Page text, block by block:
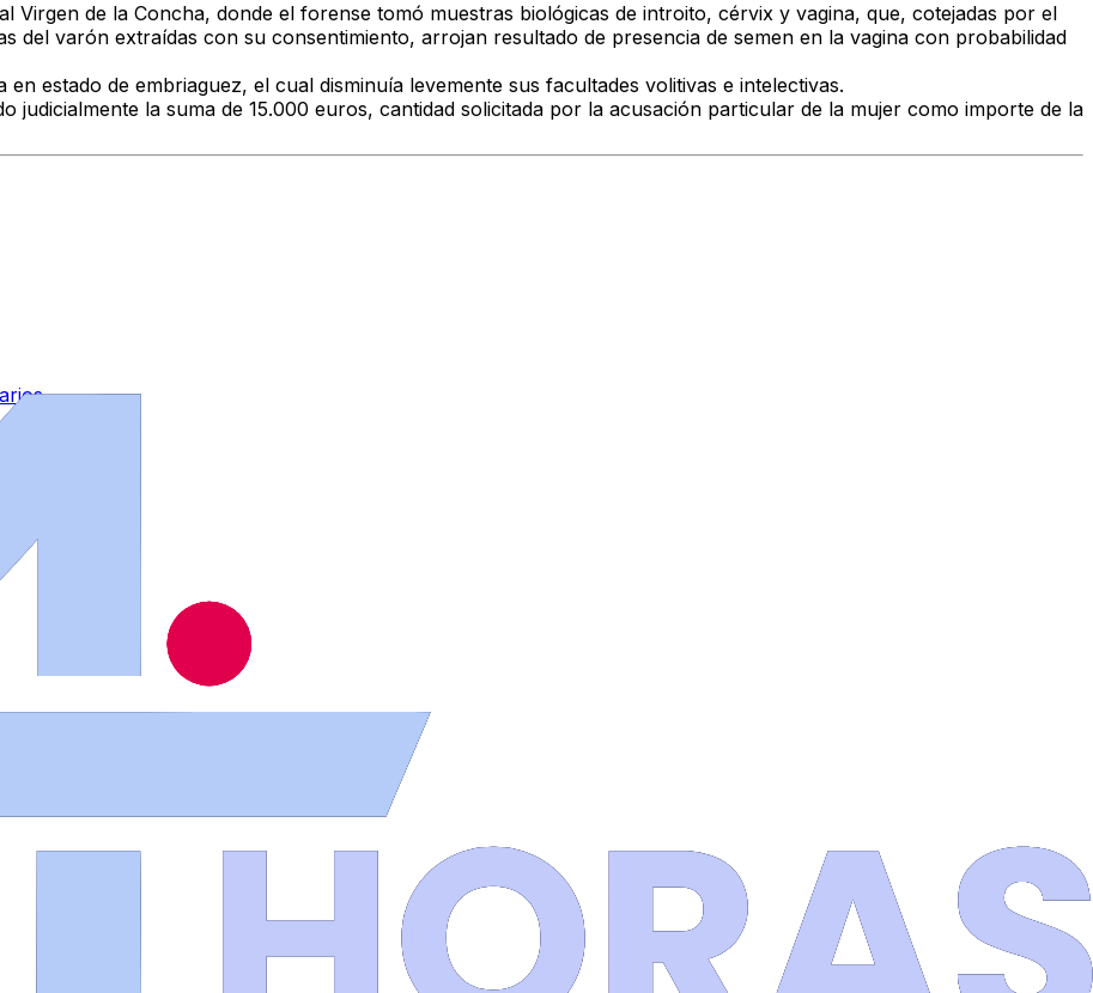
Virgen de la Concha, donde el forense tomó muestras biológicas de introito, cérvix y vagina, que, cotejadas por el
del varón extraídas con su consentimiento, arrojan resultado de presencia de semen en la vagina con probabilidad
en estado de embriaguez, el cual disminuía levemente sus facultades volitivas e intelectivas.
judicialmente la suma de 15.000 euros, cantidad solicitada por la acusación particular de la mujer como importe de la
.
es el triatleta portugués Tiago Rodrigues